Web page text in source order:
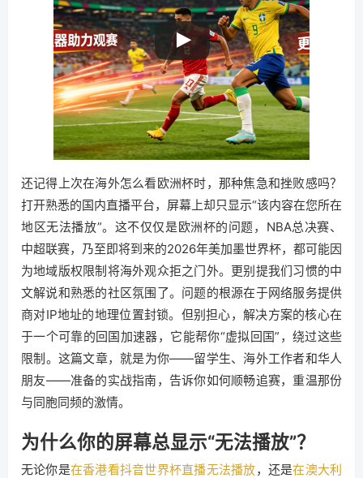
还记得上次在海外怎么看欧洲杯时，那种焦急和挫败感吗？
打开熟悉的国内直播平台，屏幕上却只显示“该内容在您所在
地区无法播放”。这不仅仅是欧洲杯的问题，NBA总决赛、
中超联赛，乃至即将到来的2026年美加墨世界杯，都可能因
为地域版权限制将海外观众拒之门外。更别提我们习惯的中
文解说和熟悉的社区氛围了。问题的根源在于网络服务提供
商对IP地址的地理位置封锁。但别担心，解决方案的核心在
于一个可靠的回国加速器，它能帮你“虚拟回国”，绕过这些
限制。这篇文章，就是为你——留学生、海外工作者和华人
朋友——准备的实战指南，告诉你如何顺畅追赛，重温那份
与同胞同频的激情。
为什么你的屏幕总显示“无法播放”？
无论你是在香港看抖音世界杯直播无法播放，还是在澳大利